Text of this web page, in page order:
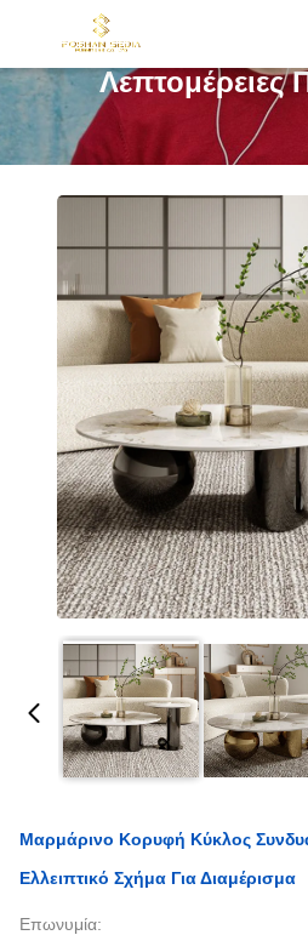
Λεπτομέρειες
Μαρμάρινο Κορυφή Κύκλος
Ελλειπτικό Σχήμα Για Διαμέρισμα
Επωνυμία: